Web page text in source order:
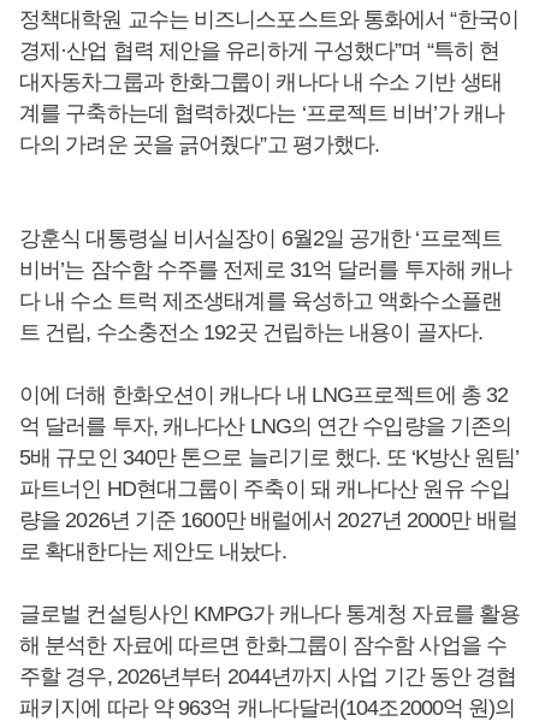
정책대학원 교수는 비즈니스포스트와 통화에서 “한국이
경제·산업 협력 제안을 유리하게 구성했다”며 “특히 현
대자동차그룹과 한화그룹이 캐나다 내 수소 기반 생태
계를 구축하는데 협력하겠다는 ‘프로젝트 비버’가 캐나
다의 가려운 곳을 긁어줬다”고 평가했다.
강훈식 대통령실 비서실장이 6월2일 공개한 ‘프로젝트
비버’는 잠수함 수주를 전제로 31억 달러를 투자해 캐나
다 내 수소 트럭 제조생태계를 육성하고 액화수소플랜
트 건립, 수소충전소 192곳 건립하는 내용이 골자다.
이에 더해 한화오션이 캐나다 내 LNG프로젝트에 총 32
억 달러를 투자, 캐나다산 LNG의 연간 수입량을 기존의
5배 규모인 340만 톤으로 늘리기로 했다. 또 ‘K방산 원팀’
파트너인 HD현대그룹이 주축이 돼 캐나다산 원유 수입
량을 2026년 기준 1600만 배럴에서 2027년 2000만 배럴
로 확대한다는 제안도 내놨다.
글로벌 컨설팅사인 KMPG가 캐나다 통계청 자료를 활용
해 분석한 자료에 ​따르면 한화그룹이 잠수함 사업을 수
주할 경우, 2026년부터 2044년까지 사업 기간 동안 경협
패키지에 따라 약 963억 캐나다달러(104조2000억 원)의